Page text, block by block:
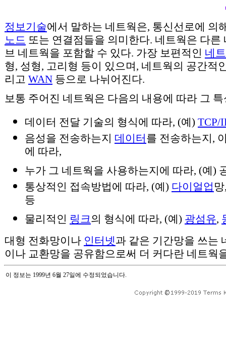
정보기술에서 말하는 네트웍은, 통신선로에 의
노드 또는 연결점들을 의미한다. 네트웍은 다른
브 네트웍을 포함할 수 있다. 가장 보편적인 네
형, 성형, 고리형 등이 있으며, 네트웍의 공간적
리고 WAN 등으로 나뉘어진다.
보통 주어진 네트웍은 다음의 내용에 따라 그
데이터 전달 기술의 형식에 따라, (예) TCP/
음성을 전송하는지 데이터를 전송하는지,
에 따라,
누가 그 네트웍을 사용하는지에 따라, (예)
통상적인 접속방법에 따라, (예) 다이얼업
등
물리적인 링크의 형식에 따라, (예) 광섬유,
대형 전화망이나 인터넷과 같은 기간망을 쓰는
이나 교환망을 공유함으로써 더 커다란 네트웍
이 정보는 1999년 6월 27일에 수정되었습니다.